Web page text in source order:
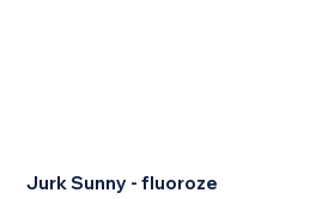
Jurk Sunny - fluoroze